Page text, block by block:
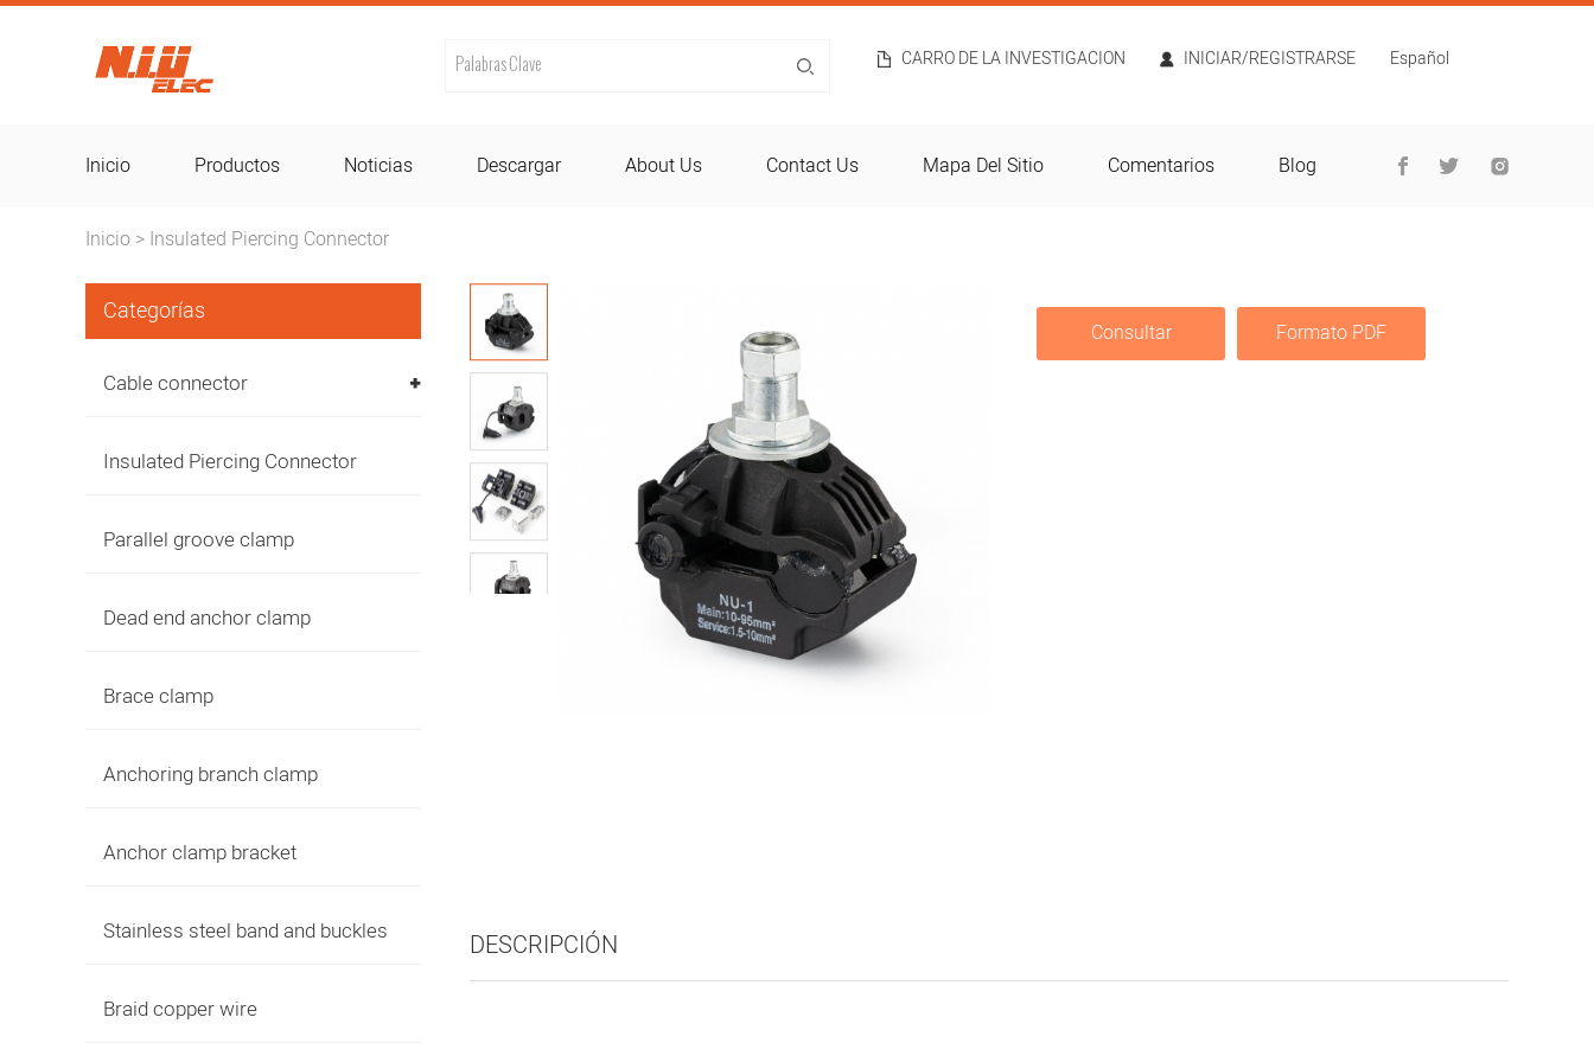
CARRO DE LA INVESTIGACION INICIAR/REGISTRARSE Español
Inicio Productos Noticias Descargar About Us Contact Us Mapa Del Sitio Comentarios Blog
Inicio > Insulated Piercing Connector
Categorías
Cable connector
Insulated Piercing Connector
Parallel groove clamp
Dead end anchor clamp
Brace clamp
Anchoring branch clamp
Anchor clamp bracket
Stainless steel band and buckles
Braid copper wire
Consultar Formato PDF
DESCRIPCIÓN